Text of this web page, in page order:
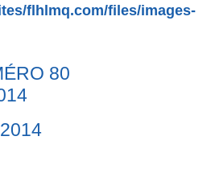
flhlmq.com/files/images-
80